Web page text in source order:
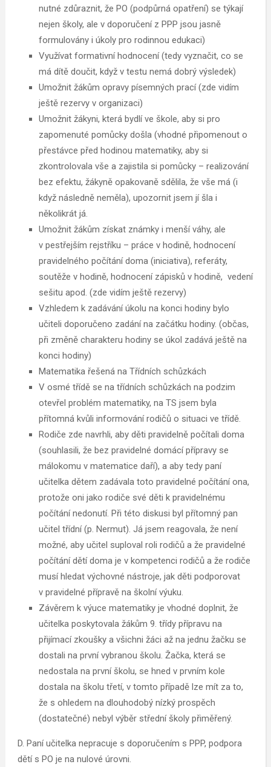
nutné zdůraznit, že PO (podpůrná opatření) se týkají
nejen školy, ale v doporučení z PPP jsou jasně
formulovány i úkoly pro rodinnou edukaci)
Využívat formativní hodnocení (tedy vyznačit, co se
má dítě doučit, když v testu nemá dobrý výsledek)
Umožnit žákům opravy písemných prací (zde vidím
ještě rezervy v organizaci)
Umožnit žákyni, která bydlí ve škole, aby si pro
zapomenuté pomůcky došla (vhodné připomenout o
přestávce před hodinou matematiky, aby si
zkontrolovala vše a zajistila si pomůcky – realizování
bez efektu, žákyně opakovaně sdělila, že vše má (i
když následně neměla), upozornit jsem jí šla i
několikrát já.
Umožnit žákům získat známky i menší váhy, ale
v pestřejším rejstříku – práce v hodině, hodnocení
pravidelného počítání doma (iniciativa), referáty,
soutěže v hodině, hodnocení zápisků v hodině, vedení
sešitu apod. (zde vidím ještě rezervy)
Vzhledem k zadávání úkolu na konci hodiny bylo
učiteli doporučeno zadání na začátku hodiny. (občas,
při změně charakteru hodiny se úkol zadává ještě na
konci hodiny)
Matematika řešená na Třídních schůzkách
V osmé třídě se na třídních schůzkách na podzim
otevřel problém matematiky, na TS jsem byla
přítomná kvůli informování rodičů o situaci ve třídě.
Rodiče zde navrhli, aby děti pravidelně počítali doma
(souhlasili, že bez pravidelné domácí přípravy se
málokomu v matematice daří), a aby tedy paní
učitelka dětem zadávala toto pravidelné počítání ona,
protože oni jako rodiče své děti k pravidelnému
počítání nedonutí. Při této diskusi byl přítomný pan
učitel třídní (p. Nermut). Já jsem reagovala, že není
možné, aby učitel suploval roli rodičů a že pravidelné
počítání dětí doma je v kompetenci rodičů a že rodiče
musí hledat výchovné nástroje, jak děti podporovat
v pravidelné přípravě na školní výuku.
Závěrem k výuce matematiky je vhodné doplnit, že
učitelka poskytovala žákům 9. třídy přípravu na
přijímací zkoušky a všichni žáci až na jednu žačku se
dostali na první vybranou školu. Žačka, která se
nedostala na první školu, se hned v prvním kole
dostala na školu třetí, v tomto případě lze mít za to,
že s ohledem na dlouhodobý nízký prospěch
(dostatečné) nebyl výběr střední školy přiměřený.
D. Paní učitelka nepracuje s doporučením s PPP, podpora
dětí s PO je na nulové úrovni.